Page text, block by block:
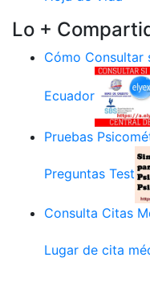
Lo +
Cómo Consultar
Ecuador
Pruebas
Preguntas Test
Consulta Citas
Lugar de cita